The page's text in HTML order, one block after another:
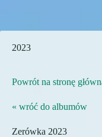
2023
Powrót na stronę
« wróć do albumów
Zerówka 2023